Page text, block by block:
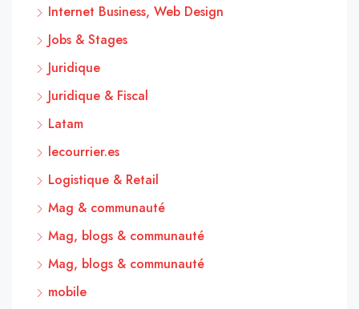
Internet Business, Web Design
Jobs & Stages
Juridique
Juridique & Fiscal
Latam
lecourrier.es
Logistique & Retail
Mag & communauté
Mag, blogs & communauté
Mag, blogs & communauté
mobile